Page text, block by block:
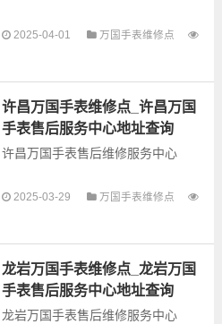
息，可以为您提供万国全型号手表
的故障检测维修，手表保养等业
务，为了享受优质...
2025-04-01
万国手表维修点
许昌万国手表维修点_许昌万国
手表售后服务中心地址查询
许昌万国手表售后维修服务中心
息，可以为您提供万国全型号手表
的故障检测维修，手表保养等业
务，为了享受优质...
2025-03-29
万国手表维修点
龙岩万国手表维修点_龙岩万国
手表售后服务中心地址查询
龙岩万国手表售后维修服务中心